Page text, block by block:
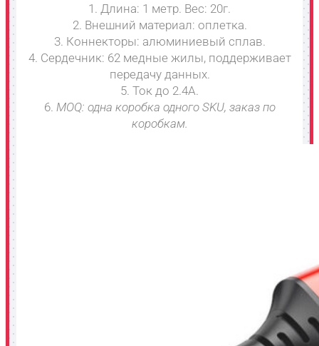
1. Длина: 1 метр. Вес: 20г.
2. Внешний материал: оплетка.
3. Коннекторы: алюминиевый сплав.
4. Сердечник: 62 медные жилы, поддерживает
передачу данных.
5. Ток до 2.4A.
6. MOQ: одна коробка одного SKU, заказ по
коробкам.